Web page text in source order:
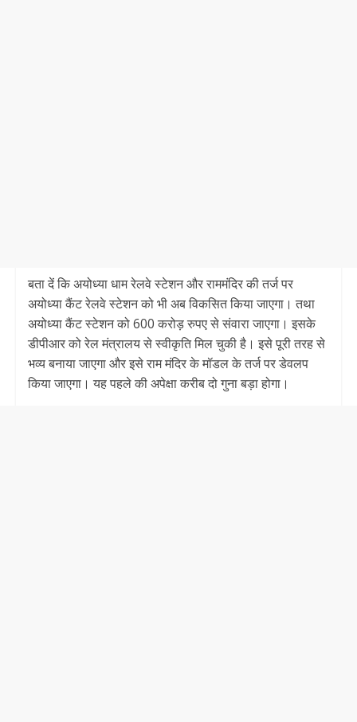
बता दें कि अयोध्या धाम रेलवे स्टेशन और राममंदिर की तर्ज पर
अयोध्या कैंट रेलवे स्टेशन को भी अब विकसित किया जाएगा। तथा
अयोध्या कैंट स्टेशन को 600 करोड़ रुपए से संवारा जाएगा। इसके
डीपीआर को रेल मंत्रालय से स्वीकृति मिल चुकी है। इसे पूरी तरह से
भव्य बनाया जाएगा और इसे राम मंदिर के मॉडल के तर्ज पर डेवलप
किया जाएगा। यह पहले की अपेक्षा करीब दो गुना बड़ा होगा।